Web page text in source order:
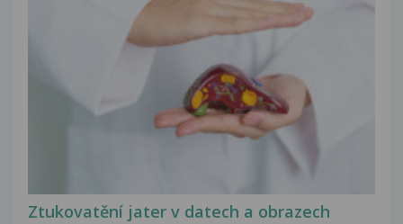
Ztukovatění jater v datech a obrazech